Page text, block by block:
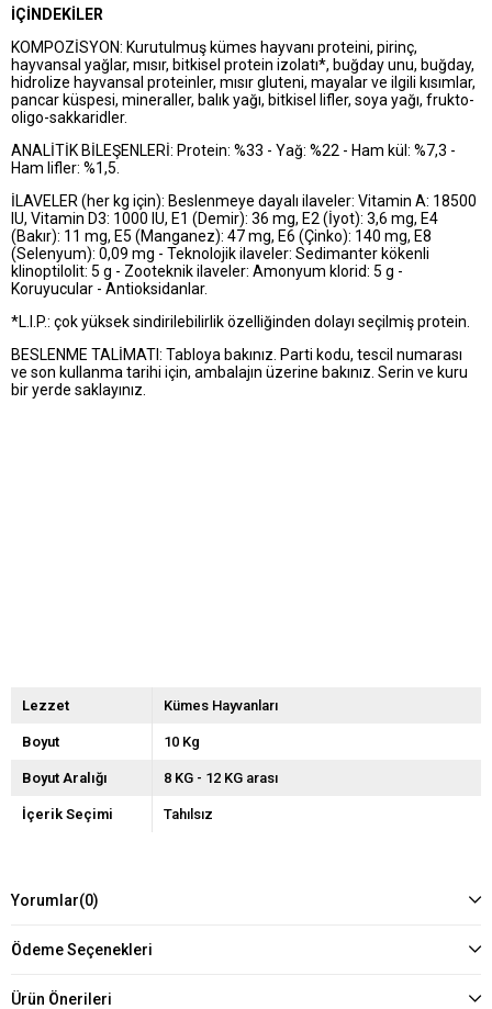
İÇİNDEKİLER
KOMPOZİSYON: Kurutulmuş kümes hayvanı proteini, pirinç,
hayvansal yağlar, mısır, bitkisel protein izolatı*, buğday unu, buğday,
hidrolize hayvansal proteinler, mısır gluteni, mayalar ve ilgili kısımlar,
pancar küspesi, mineraller, balık yağı, bitkisel lifler, soya yağı, frukto-
oligo-sakkaridler.
ANALİTİK BİLEŞENLERİ: Protein: %33 - Yağ: %22 - Ham kül: %7,3 -
Ham lifler: %1,5.
İLAVELER (her kg için): Beslenmeye dayalı ilaveler: Vitamin A: 18500
IU, Vitamin D3: 1000 IU, E1 (Demir): 36 mg, E2 (İyot): 3,6 mg, E4
(Bakır): 11 mg, E5 (Manganez): 47 mg, E6 (Çinko): 140 mg, E8
(Selenyum): 0,09 mg - Teknolojik ilaveler: Sedimanter kökenli
klinoptilolit: 5 g - Zooteknik ilaveler: Amonyum klorid: 5 g -
Koruyucular - Antioksidanlar.
*L.I.P.: çok yüksek sindirilebilirlik özelliğinden dolayı seçilmiş protein.
BESLENME TALİMATI: Tabloya bakınız. Parti kodu, tescil numarası
ve son kullanma tarihi için, ambalajın üzerine bakınız. Serin ve kuru
bir yerde saklayınız.
Lezzet Kümes Hayvanları
Boyut 10 Kg
Boyut Aralığı 8 KG - 12 KG arası
İçerik Seçimi Tahılsız
Yorumlar(0)
Ödeme Seçenekleri
Ürün Önerileri